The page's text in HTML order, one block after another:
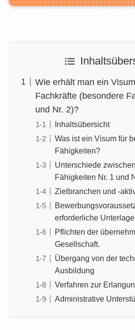
Wie erhält man ein
Fachkräfte (besondere
und Nr. 2)?
Inhaltsübersicht
Was ist ein Visum für
Fähigkeiten?
Unterschiede
Fähigkeiten Nr. 1 und
Zielbranchen und -
erforderliche
Pflichten der
Gesellschaft.
Übergang von der
Ausbildung
Verfahren zur
Administrative